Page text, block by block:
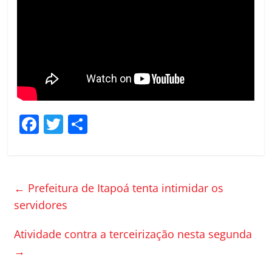
F
e
b
o
T
er p
h
← Prefeitura de Itapoá tenta intimidar os
servidores
Atividade contra a terceirização nesta segunda
→